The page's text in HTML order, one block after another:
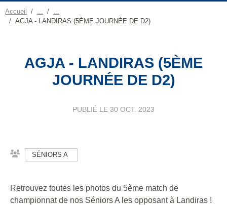
Accueil
AGJA - LANDIRAS (5ÈME JOURNÉE DE D2)
AGJA - LANDIRAS (5ÈME
JOURNÉE DE D2)
PUBLIÉ LE 30 OCT. 2023
SÉNIORS A
Retrouvez toutes les photos du 5ème match de
championnat de nos Séniors A les opposant à Landiras !